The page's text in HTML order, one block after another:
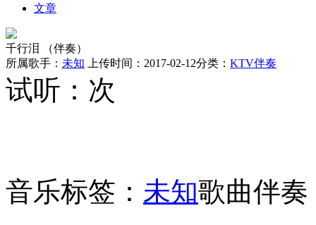
文章
千行泪 （伴奏）
所属歌手： 未知 上传时间：2017-02-12分类： KTV伴奏
试听： 次
音乐标签： 未知歌曲伴